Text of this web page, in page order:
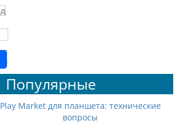
Популярные
Play Market для планшета: технические
вопросы